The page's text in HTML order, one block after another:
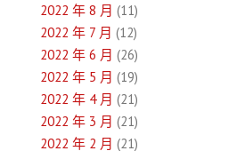
2022 年 8 月 (11)
2022 年 7 月 (12)
2022 年 6 月 (26)
2022 年 5 月 (19)
2022 年 4 月 (21)
2022 年 3 月 (21)
2022 年 2 月 (21)